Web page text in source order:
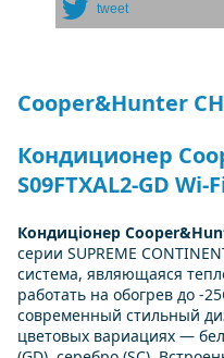
tweet
Cooper&Hunter
Кондиционер
S09FTXAL2-GD
Кондиціонер
серии SUPREME
система, являющаяся
работать на обогрев до -
современный стильный
цветовых вариациях —